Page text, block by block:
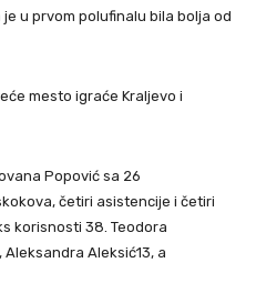
u prvom polufinalu bila bolja od
mesto igraće Kraljevo i
Popović sa 26
četiri asistencije i četiri
korisnosti 38. Teodora
Aleksić13, a